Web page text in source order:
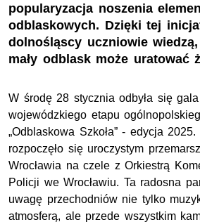
popularyzacja noszenia
odblaskowych. Dzięki tej
dolnośląscy uczniowie
mały odblask może uratować
W środę 28 stycznia odbyła się gala
wojewódzkiego etapu
„Odblaskowa Szkoła” - edycja
rozpoczęło się uroczystym
Wrocławia na czele z Orkiestrą
Policji we Wrocławiu. Ta radosna
uwagę przechodniów nie tylko
atmosferą, ale przede wszystkim